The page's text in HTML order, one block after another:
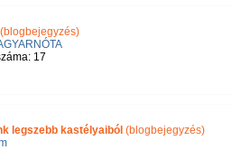
(blogbejegyzés)
17
legszebb kastélyaiból (blogbejegyzés)